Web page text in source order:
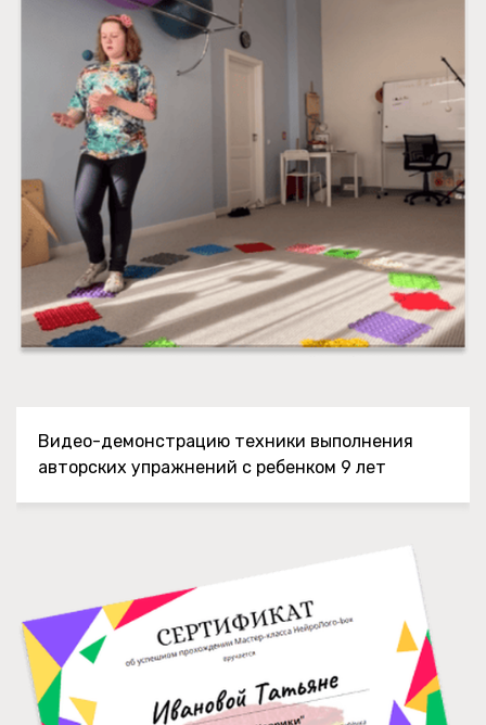
Видео-демонстрацию техники выполнения
авторских упражнений с ребенком 9 лет